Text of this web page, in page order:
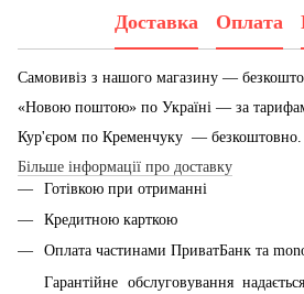
Доставка Оплата
Самовивіз з нашого магазину —
«Новою поштою» по Україні — за
Кур'єром по Кременчуку — безкоштовно.
Більше інформації про доставку
Готівкою при отриманні
Кредитною карткою
Оплата частинами ПриватБанк та
Гарантійне обслуговування